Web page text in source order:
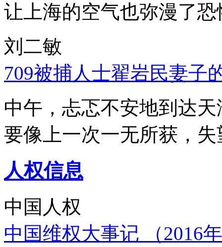
让上海的空气也弥漫了
刘二敏
709被捕人士翟岩民妻子
中午，忐忑不安地到达
要像上一次一无所获，
人权信息
中国人权
中国维权大事记 （2016